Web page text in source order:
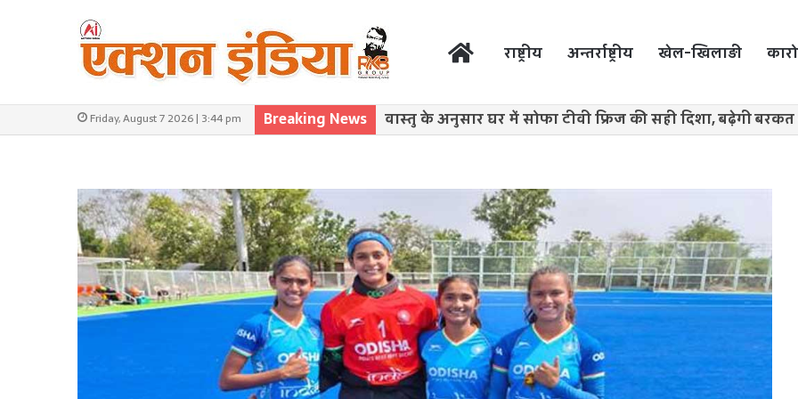
राष्ट्रीय अन्तर्राष्ट्रीय खेल-खिलाड़ी
Friday, August 7 2026 | 3:44 pm Breaking News वास्तु के अनुसार घर में सोफा टीवी फ्रिज की सही दिशा, बढ़ेगी